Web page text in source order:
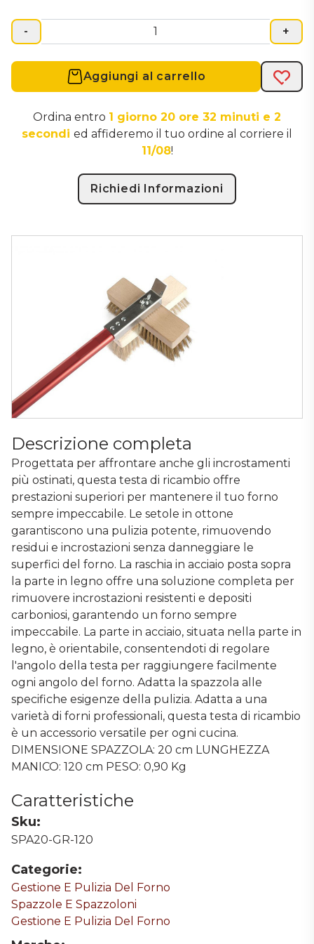
specifiche esigenze della pulizia. Adatta a una
varietà di forni professionali, questa testa di ricambio
è un accessorio versatile per ogni cucina.
DIMENSIONE SPAZZOLA: 20 cm LUNGHEZZA
MANICO: 120 cm PESO: 0,90 Kg
- +
Aggiungi al carrello
Ordina entro1 giorno 20 ore 32 minuti e 1
secondo ed affideremo il tuo ordine al corriere il
11/08!
Richiedi Informazioni
Descrizione completa
Progettata per affrontare anche gli incrostamenti
più ostinati, questa testa di ricambio offre
prestazioni superiori per mantenere il tuo forno
sempre impeccabile. Le setole in ottone
garantiscono una pulizia potente, rimuovendo
residui e incrostazioni senza danneggiare le
superfici del forno. La raschia in acciaio posta sopra
la parte in legno offre una soluzione completa per
rimuovere incrostazioni resistenti e depositi
carboniosi, garantendo un forno sempre
impeccabile. La parte in acciaio, situata nella parte in
legno, è orientabile, consentendoti di regolare
l'angolo della testa per raggiungere facilmente
ogni angolo del forno. Adatta la spazzola alle
specifiche esigenze della pulizia. Adatta a una
varietà di forni professionali, questa testa di ricambio
è un accessorio versatile per ogni cucina.
DIMENSIONE SPAZZOLA: 20 cm LUNGHEZZA
MANICO: 120 cm PESO: 0,90 Kg
Caratteristiche
Sku:
SPA20-GR-120
Categorie:
Gestione E Pulizia Del Forno
Spazzole E Spazzoloni
Gestione E Pulizia Del Forno